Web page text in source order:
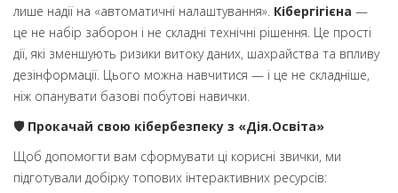
лише надії на «автоматичні налаштування». Кібергігієна —
це не набір заборон і не складні технічні рішення. Це прості
дії, які зменшують ризики витоку даних, шахрайства та впливу
дезінформації. Цього можна навчитися — і це не складніше,
ніж опанувати базові побутові навички.
🛡️ Прокачай свою кібербезпеку з «Дія.Освіта»
Щоб допомогти вам сформувати ці корисні звички, ми
підготували добірку топових інтерактивних ресурсів: